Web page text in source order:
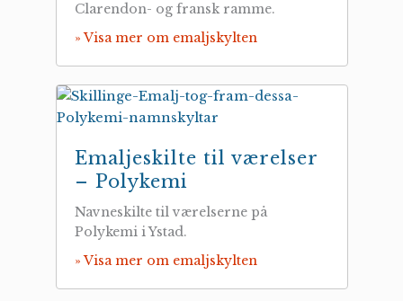
Clarendon- og fransk ramme.
» Visa mer om emaljskylten
Emaljeskilte til værelser
– Polykemi
Navneskilte til værelserne på
Polykemi i Ystad.
» Visa mer om emaljskylten